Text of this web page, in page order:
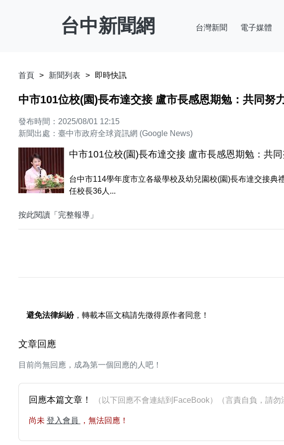
台中新聞網 台灣新聞 電子媒體
首頁 新聞列表 即時快訊
中市101位校(園)長布達交接 盧市長感恩期勉：共同努
發布時間：2025/08/01 12:15
新聞出處：臺中市政府全球資訊網 (Google News)
中市101位校(園)長布達交接 盧市長感恩期勉：共同
台中市114學年度市立各級學校及幼兒園校(園)長布達交接
任校長36人...
按此閱讀「完整報導」
避免法律糾紛，轉載本區文稿請先徵得原作者同意！
文章回應
目前尚無回應，成為第一個回應的人吧！
回應本篇文章！ （以下回應不會連結到FaceBook）（言責自負，請勿
尚未 登入會員 ，無法回應！